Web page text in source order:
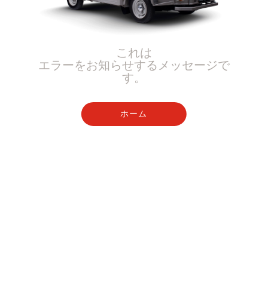
これは
エラーをお知らせするメッセージで
す。
ホーム